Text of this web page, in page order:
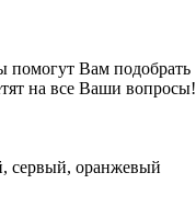
Вам подобрать
на все Ваши вопросы!
сервый, оранжевый